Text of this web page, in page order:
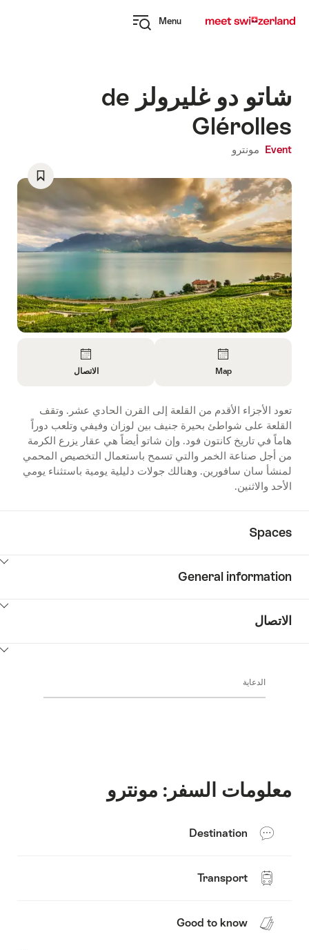
Menu
شاتو دو غليرولز de
Glérolles
Event مونترو
As
Favorite
About
Map
About
الاتصال
الاتصال
تعود الأجزاء الأقدم من القلعة إلى القرن الحادي عشر. وتقف
القلعة على شواطئ بحيرة جنيف بين لوزان وفيفي وتلعب دوراً
هاماً في تاريخ كانتون فود. وإن شاتو أيضاً هي عقار يزرع الكرمة
من أجل صناعة الخمر والتي تسمح باستعمال التخصيص المحمي
لمنشأ سان سافورين. وهنالك جولات دليلية يومية باستثناء يومي
الأحد والاثنين.
Spaces
General information
ClickToViewContent
الاتصال
الدعاية
معلومات السفر: مونترو
Destination
Transport
Good to know